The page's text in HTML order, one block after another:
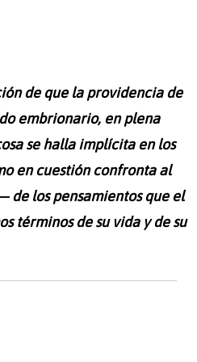
de que la providencia de
embrionario, en plena
se halla implícita en los
en cuestión confronta al
los pensamientos que el
términos de su vida y de su